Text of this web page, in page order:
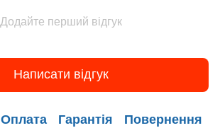
Додайте перший відгук
Написати відгук
Оплата Гарантія Повернення